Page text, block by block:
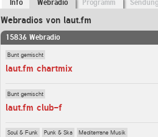
Info Webradio Programm
Webradios von laut.fm
15836 Webradio
Bunt gemischt
laut.fm chartmix
Bunt gemischt
laut.fm club-f
Soul & Funk Punk & Ska Mediterrane Musik